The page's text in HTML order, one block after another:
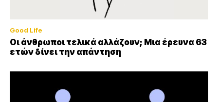
Good Life
Οι άνθρωποι τελικά αλλάζουν; Μια έρευνα 63
ετών δίνει την απάντηση